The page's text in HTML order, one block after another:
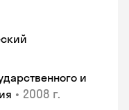
и
• 2008 г.